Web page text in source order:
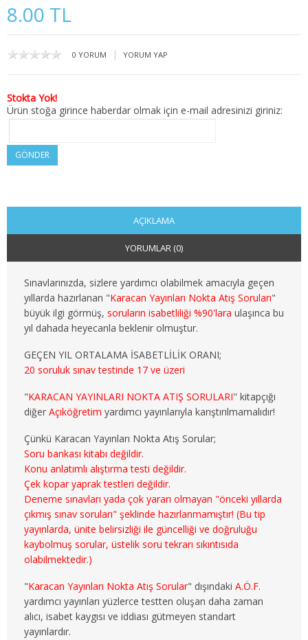
1. SINIF 2. YARIYIL KAMU
2. SINIF 3. YARIYIL KAMU
3. SINIF 5. YARIYIL KAMU
4. SINIF 7. YARIYIL KAMU
4. SINIF 8. YARIYIL KAMU
MALİYE
1. SINIF 1. YARIYIL MALİYE
2. SINIF 3. YARIYIL MALİYE
2. SINIF 4. YARIYIL MALİYE
3. SINIF 5. YARIYIL MALİYE
3. SINIF 6. YARIYIL MALİYE
4. SINIF 7. YARIYIL MALİYE
4. SINIF 8. YARIYIL MALİYE
ÇALIŞMA EKO. VE END. İLİŞ.
1. SINIF 1. YARIYIL ÇEKO
1. SINIF 2. YARIYIL ÇEKO
8.00 TL
0 YORUM | YORUM YAP
Stokta Yok!
Ürün stoğa girince haberdar olmak için e-mail adresinizi giriniz:
GÖNDER
AÇIKLAMA
YORUMLAR (0)
Sınavlarınızda, sizlere yardımcı olabilmek amacıyla geçen
yıllarda hazırlanan "Karacan Yayınları Nokta Atış Soruları"
büyük ilgi görmüş, soruların isabetliliği %90'lara ulaşınca bu
yıl dahada heyecanla beklenir olmuştur.
GEÇEN YIL ORTALAMA İSABETLİLİK ORANI;
20 soruluk sınav testinde 17 ve üzeri
"KARACAN YAYINLARI NOKTA ATIŞ SORULARI" kitapçığı
diğer Açıköğretim yardımcı yayınlarıyla karıştırılmamalıdır!
Çünkü Karacan Yayınları Nokta Atış Sorular;
Soru bankası kitabı değildir.
Konu anlatımlı alıştırma testi değildir.
Çek kopar yaprak testleri değildir.
Deneme sınavları yada çok yararı olmayan "önceki yıllarda
çıkmış sınav soruları" şeklinde hazırlanmamıştır! (Bu tip
yayınlarda, ünite belirsizliği ile güncelliği ve doğruluğu
kaybolmuş sorular, üstelik soru tekrarı sıkıntısıda
olabilmektedir.)
"Karacan Yayınları Nokta Atış Sorular" dışındaki A.Ö.F.
yardımcı yayınları yüzlerce testten oluşan daha zaman
alıcı, isabet kaygısı ve iddiası gütmeyen standart
yayınlardır.